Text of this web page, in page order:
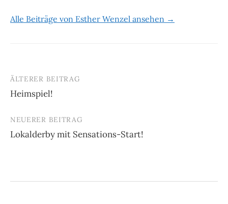
Alle Beiträge von Esther Wenzel ansehen →
Beitrags-
Navigation
ÄLTERER BEITRAG
Heimspiel!
NEUERER BEITRAG
Lokalderby mit Sensations-Start!